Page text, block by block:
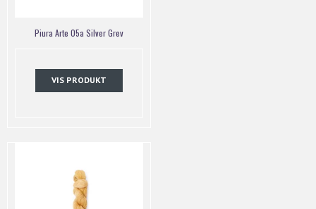
Piura Arte 05a Silver Grev
VIS PRODUKT